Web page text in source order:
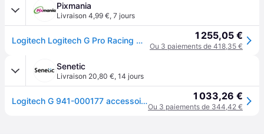
Pixmania
Livraison 4,99 €, 7 jours
Logitech Logitech G Pro Racing Wheel - Neuf - Noir 1 255,05 €
Ou 3 paiements de 418,35 €
Senetic
Livraison 20,80 €, 14 jours
Logitech G 941-000177 accessoire de jeux vidéo Noir USB 941-000177 1 033,26 €
Ou 3 paiements de 344,42 €